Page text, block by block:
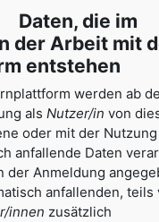
die im
der Arbeit mit
entstehen
werden ab
als Nutzer/in von
oder mit der Nutzung
anfallende Daten
der Anmeldung
anfallenden, teils
innen zusätzlich